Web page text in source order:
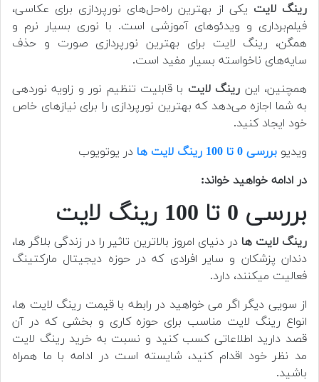
رینگ لایت یکی از بهترین راه‌حل‌های نورپردازی برای عکاسی،
فیلم‌برداری و ویدئوهای آموزشی است. با نوری بسیار نرم و
همگن، رینگ لایت برای بهترین نورپردازی صورت و حذف
سایه‌های ناخواسته بسیار مفید است.
همچنین، این رینگ لایت با قابلیت تنظیم نور و زاویه نوردهی
به شما اجازه می‌دهد که بهترین نورپردازی را برای نیازهای خاص
خود ایجاد کنید.
ویدیو بررسی 0 تا 100 رینگ لایت ها
در یوتویوب
در ادامه خواهید خواند:
بررسی 0 تا 100 رینگ لایت
رینگ لایت ها در دنیای امروز بالاترین تاثیر را در زندگی بلاگر ها،
دندان پزشکان و سایر افرادی که در حوزه دیجیتال مارکتینگ
فعالیت میکنند، دارد.
از سویی دیگر اگر می خواهید در رابطه با قیمت رینگ لایت ها،
انواع رینگ لایت مناسب برای حوزه کاری و بخشی که در آن
قصد دارید اطلاعاتی کسب کنید و نسبت به خرید رینگ لایت
مد نظر خود اقدام کنید، شایسته است در ادامه با ما همراه
باشید.